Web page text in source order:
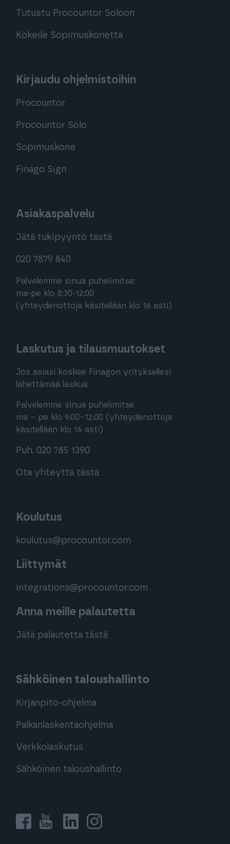
Tutustu Procountor Soloon
Kokeile Sopimuskonetta
Kirjaudu ohjelmistoihin
Procountor
Procountor Solo
Sopimuskone
Finago Sign
Asiakaspalvelu
Jätä tukipyyntö tästä
020 7879 840
Palvelemme sinua puhelimitse:
ma-pe klo 8:30-12:00
(yhteydenottoja käsitellään klo 16 asti)
Laskutus ja tilausmuutokset
Jos asiasi koskee Finagon yrityksellesi
lähettämää laskua:
Palvelemme sinua puhelimitse
ma – pe klo 9.00–12.00 (yhteydenottoja
käsitellään klo 16 asti)
Puh. 020 785 1390
Ota yhteyttä tästä
Koulutus
koulutus@procountor.com
Liittymät
integrations@procountor.com
Anna meille palautetta
Jätä palautetta tästä
Sähköinen taloushallinto
Kirjanpito-ohjelma
Palkanlaskentaohjelma
Verkkolaskutus
Sähköinen taloushallinto